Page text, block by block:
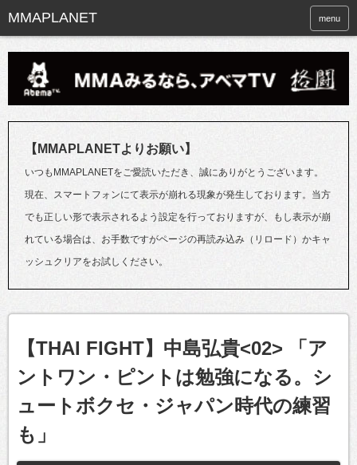
menu
【MMAPLANETよりお願い】
いつもMMAPLANETをご愛読いただき、誠にありがとうございます。
現在、スマートフォンにて表示が崩れる現象が発生しております。当方
でも正しい形で表示されるよう設定を行っておりますが、もし表示が崩
れている場合は、お手数ですがページの再読み込み（リロード）かキャ
ッシュクリアをお試しください。
【THAI FIGHT】中島弘貴<02> 「ア
ントワン・ピントは勉強になる。シ
ュートボクセ・ジャパン時代の練習
も」